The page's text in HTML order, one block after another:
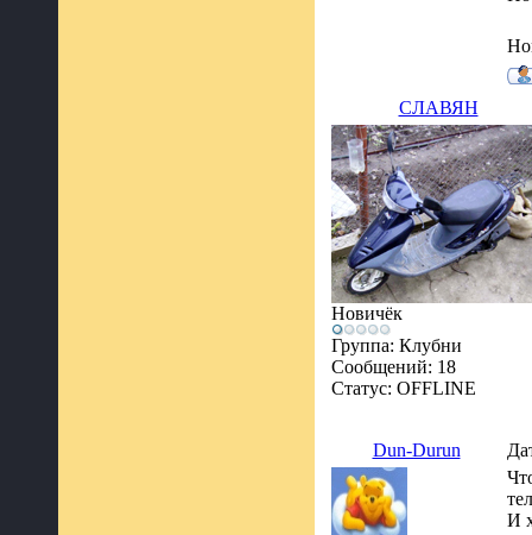
СЛАВЯН
Новичёк
Группа: Клубни
Сообщений: 18
Статус: OFFLINE
Dun-Durun
И